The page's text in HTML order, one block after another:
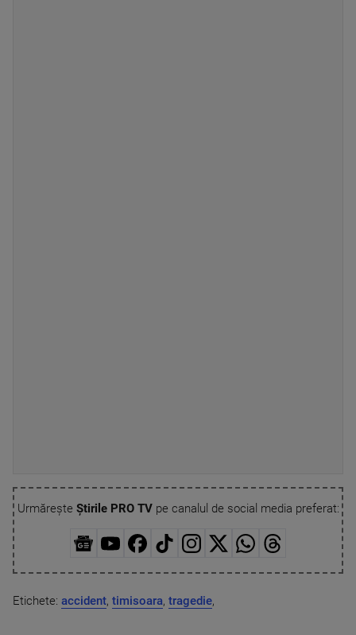
Urmărește Știrile PRO TVpe canalul de social media preferat:
Etichete: accident, timisoara, tragedie,